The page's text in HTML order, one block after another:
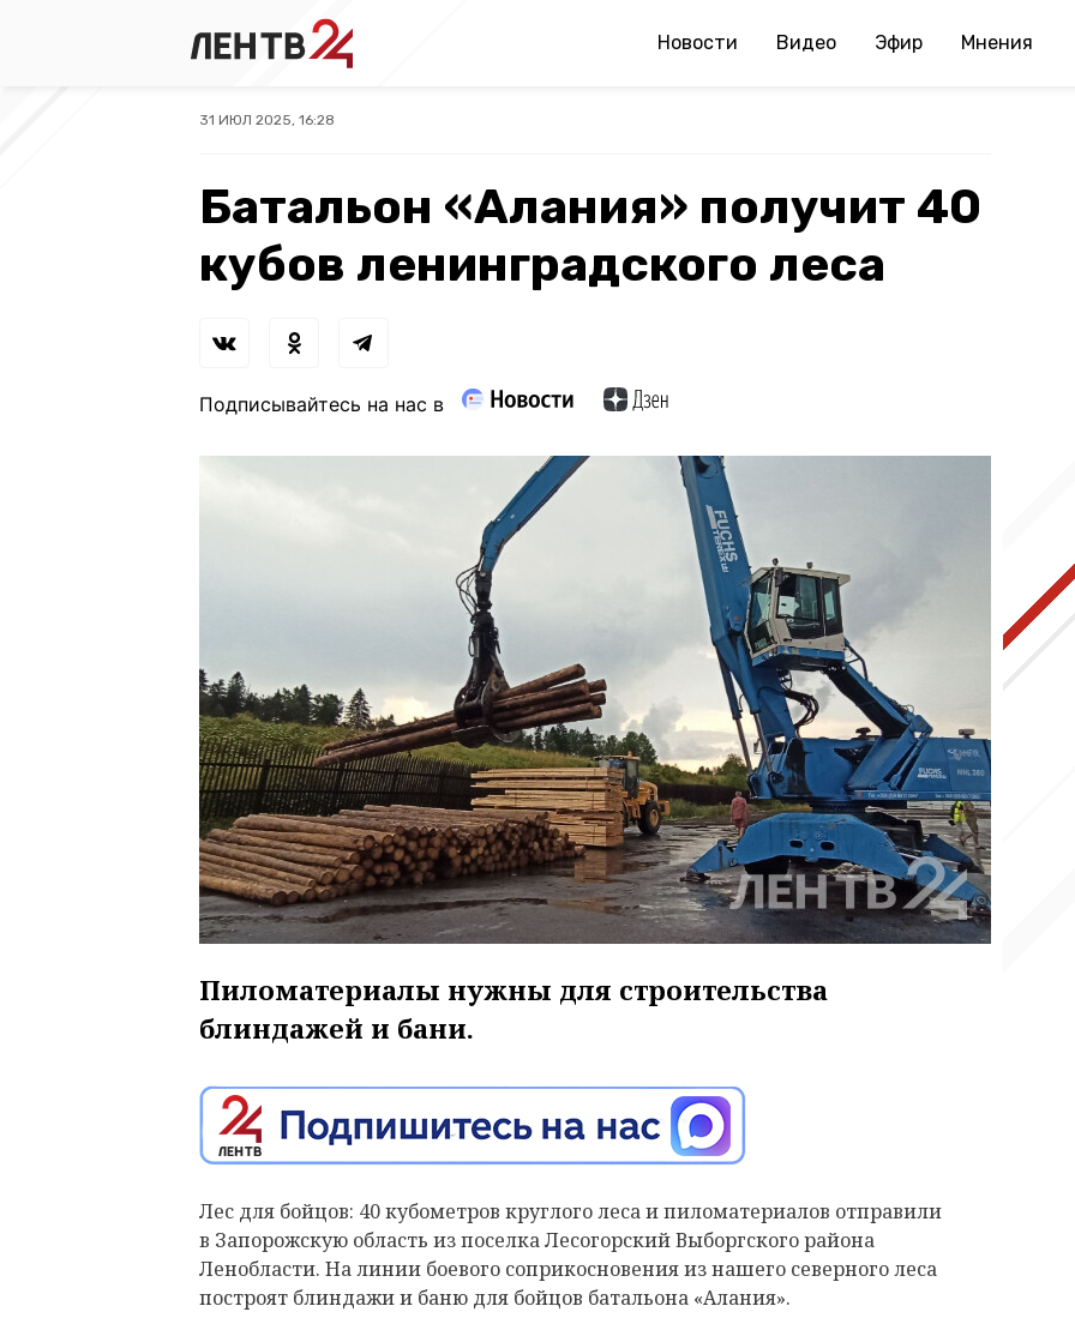
Новости Видео Эфир Мнения
31 ИЮЛ 2025, 16:28
Батальон «Алания» получит 40
кубов ленинградского леса
Подписывайтесь на нас в
Пиломатериалы нужны для строительства
блиндажей и бани.
Лес для бойцов: 40 кубометров круглого леса и пиломатериалов отправили
в Запорожскую область из поселка Лесогорский Выборгского района
Ленобласти. На линии боевого соприкосновения из нашего северного леса
построят блиндажи и баню для бойцов батальона «Алания».